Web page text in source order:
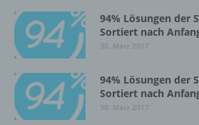
94% Lösungen der
Sortiert nach
30. März 2017
94% Lösungen der
Sortiert nach
30. März 2017
personenbezogener Daten
künftige Verarbeitung
e) Profiling
Profiling ist jede Art der